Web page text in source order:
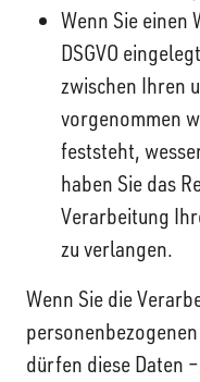
Wenn Sie einen
DSGVO
zwischen Ihren
vorgenommen
feststeht,
haben Sie das
Verarbeitung
zu verlangen.
Wenn Sie die
dürfen diese Daten